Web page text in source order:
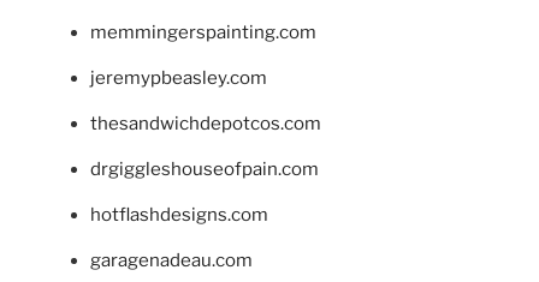
memmingerspainting.com
jeremypbeasley.com
thesandwichdepotcos.com
drgiggleshouseofpain.com
hotflashdesigns.com
garagenadeau.com